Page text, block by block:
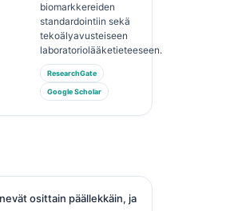
biomarkkereiden
standardointiin sekä
tekoälyavusteiseen
laboratoriolääketieteeseen.
ResearchGate
Google Scholar
osittain päällekkäin, ja